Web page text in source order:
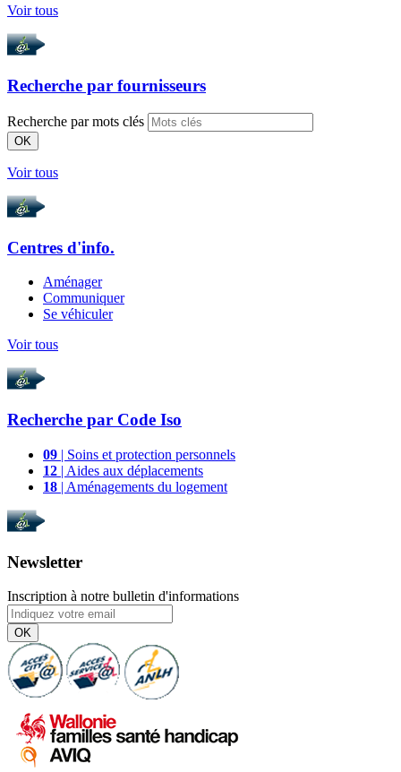
Voir tous
Recherche par fournisseurs
Recherche par mots clés
OK
Voir tous
Centres d'info.
Aménager
Communiquer
Se véhiculer
Voir tous
Recherche par Code Iso
09 | Soins et protection personnels
12 | Aides aux déplacements
18 | Aménagements du logement
Newsletter
Inscription à notre bulletin d'informations
OK